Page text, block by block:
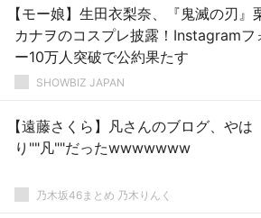
【モー娘】生田衣梨奈、『鬼滅の刃』
カナヲのコスプレ披露！Instagramフ
ー10万人突破で公約果たす
SHOWBIZ JAPAN
【遠藤さくら】凡さんのブログ、やは
り""凡""だったwwwwwww
乃木坂46まとめ 乃木りんく